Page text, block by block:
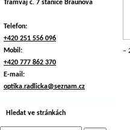
Tramvaj č. 7 stanice Braunova
Telefon:
+420 251 556 096
Mobil:
+420 777 862 370
E-mail:
optika.radlicka@seznam.cz
Hledat ve stránkách